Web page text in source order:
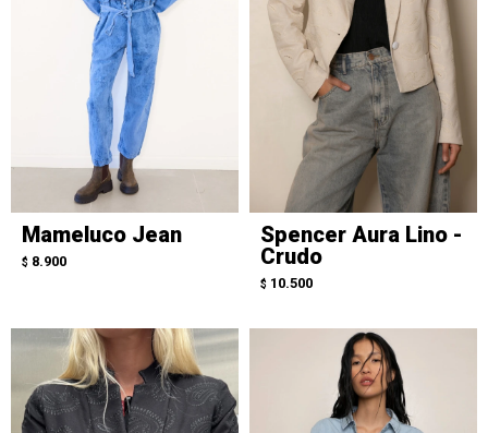
Mameluco Jean
$ 8.900
Spencer Aura Lino -
Crudo
$ 10.500